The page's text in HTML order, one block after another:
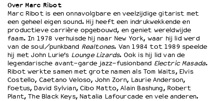
Ruimte voor artistieke vrijheid – VNPF
Over Marc Ribot
Marc Ribot is een onnavolgbare en veelzijdige gitarist met
een geheel eigen sound. Hij heeft een indrukwekkende en
productieve carrière opgebouwd, en geniet wereldwijde
faam. In 1978 verhuisde hij naar New York, waar hij lid werd
van de soul/punkband Realtones. Van 1984 tot 1989 speelde
hij met John Lurie’s Lounge Lizards. Ook is hij lid van de
legendarische avant-garde jazz-fusionband Electric Masada.
Ribot werkte samen met grote namen als Tom Waits, Elvis
Costello, Caetano Veloso, John Zorn, Laurie Anderson,
Foetus, David Sylvian, Cibo Matto, Alain Bashung, Robert
Plant, The Black Keys, Natalia Lafourcade en vele anderen.